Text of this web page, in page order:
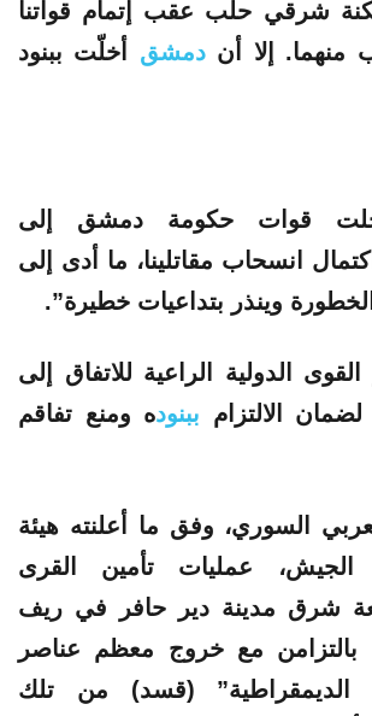
شرقي حلب عقب إتمام قواتنا
منهما. إلا أندمشق أخلّت ببنود
قوات حكومة دمشق إلى
اكتمال انسحاب مقاتلينا، ما أدى إلى
وينذر بتداعيات خطيرة”.
الدولية الراعية للاتفاق إلى
الالتزام ببنوده ومنع تفاقم
السوري، وفق ما أعلنته هيئة
الجيش، عمليات تأمين القرى
شرق مدينة دير حافر في ريف
مع خروج معظم عناصر
الديمقراطية” (قسد) من تلك